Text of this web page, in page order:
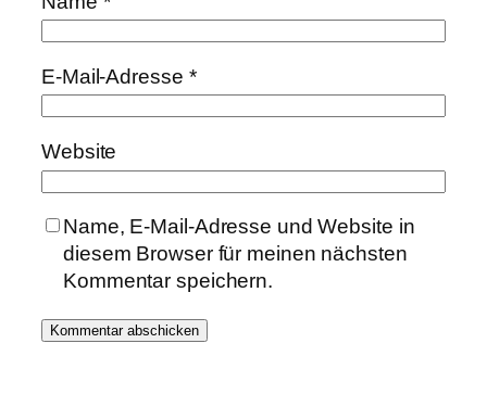
E-Mail-Adresse *
Website
Name, E-Mail-Adresse und Website in
diesem Browser für meinen nächsten
Kommentar speichern.